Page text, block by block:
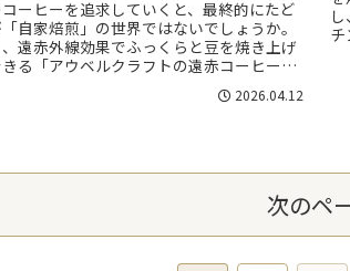
ーヒーを追求していくと、最終的にたど
自家焙煎」の世界ではないでしょうか。
遠赤外線効果でふっくらと豆を焼き上げ
る「アウベルクラフトの遠赤コーヒー焙
2026.04.12
次のペ